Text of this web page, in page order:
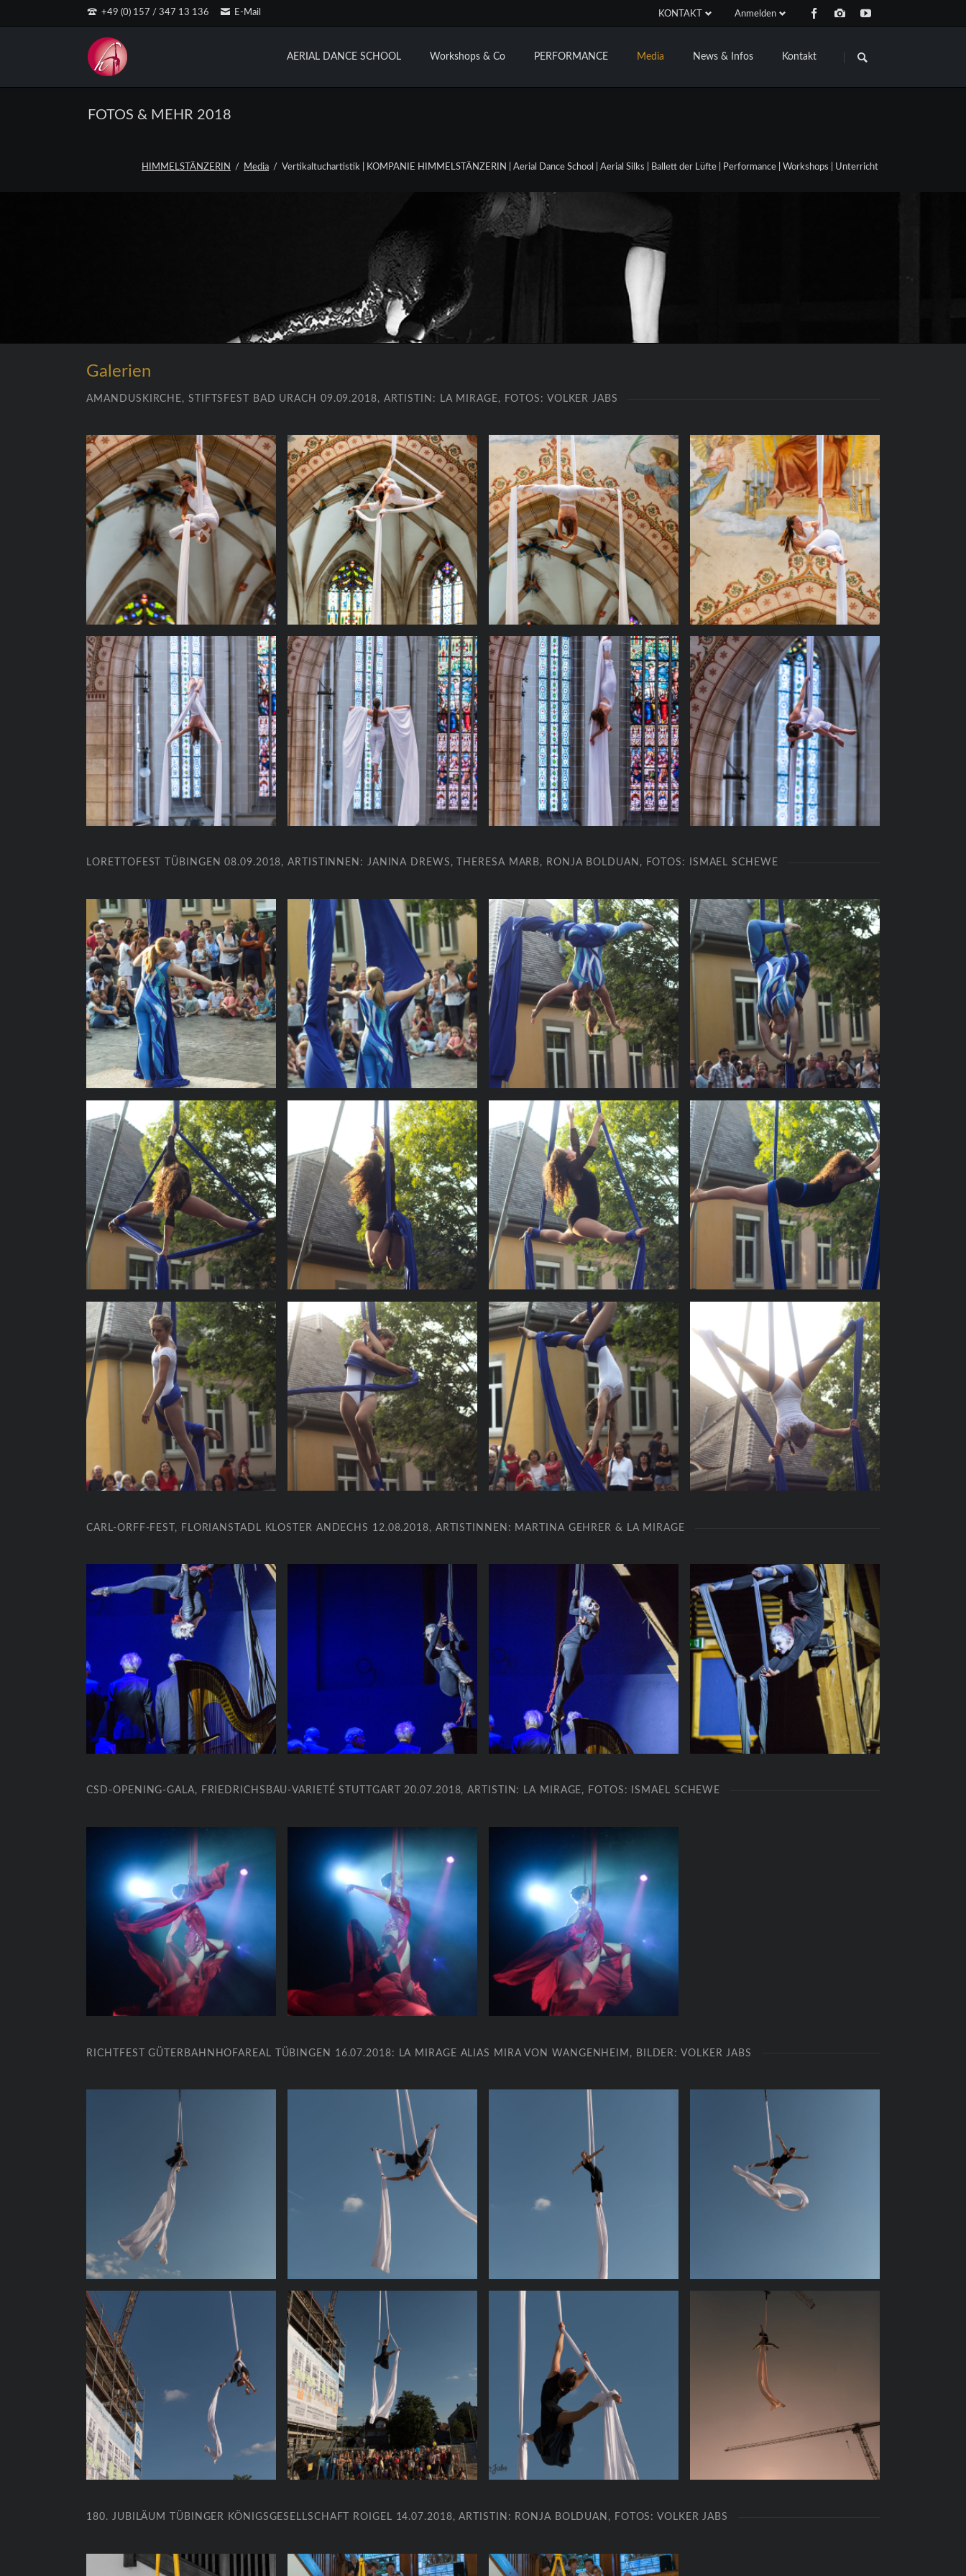
+49 (0) 157 / 347 13 136 E-Mail Anmelden
KONTAKT
überspringen
AERIAL DANCE SCHOOL Workshops & Co PERFORMANCE
im Grünen
Eröffnungsfeiern
Kulturveranstaltungen
Media News & Infos Kontakt
FOTOS & MEHR 2018
HIMMELSTÄNZERIN Media Vertikaltuchartistik | KOMPANIE HIMMELSTÄNZERIN | Aerial Dance School | Aerial Silks | Ballett der Lüfte | Performance | Workshops | Unterricht
Galerien
AMANDUSKIRCHE, STIFTSFEST BAD URACH 09.09.2018, ARTISTIN: LA MIRAGE, FOTOS: VOLKER JABS
LORETTOFEST TÜBINGEN 08.09.2018, ARTISTINNEN: JANINA DREWS, THERESA MARB, RONJA BOLDUAN, FOTOS: ISMAEL SCHEWE
CARL-ORFF-FEST, FLORIANSTADL KLOSTER ANDECHS 12.08.2018, ARTISTINNEN: MARTINA GEHRER & LA MIRAGE
CSD-OPENING-GALA, FRIEDRICHSBAU-VARIETÉ STUTTGART 20.07.2018, ARTISTIN: LA MIRAGE, FOTOS: ISMAEL SCHEWE
RICHTFEST GÜTERBAHNHOFAREAL TÜBINGEN 16.07.2018: LA MIRAGE ALIAS MIRA VON WANGENHEIM, BILDER: VOLKER JABS
180. JUBILÄUM TÜBINGER KÖNIGSGESELLSCHAFT ROIGEL 14.07.2018, ARTISTIN: RONJA BOLDUAN, FOTOS: VOLKER JABS